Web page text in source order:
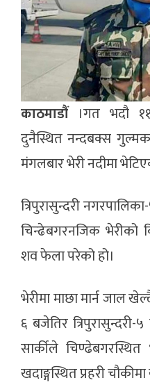
काठमाडौं।गत भदौ ११
दुनैस्थित नन्दबक्स
मंगलबार भेरी नदीमा
त्रिपुरासुन्दरी
चिन्ढेबगरनजिक भेरीको
शव फेला परेको हो।
भेरीमा माछा मार्न जाल
६ बजेतिर
सार्कीले
खदाङ्गस्थित प्रहरी